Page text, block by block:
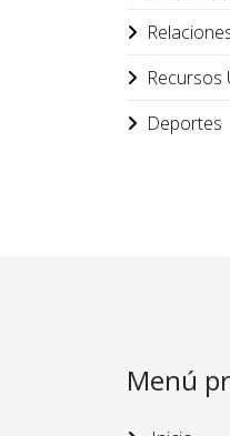
Recursos
Deportes
Menú